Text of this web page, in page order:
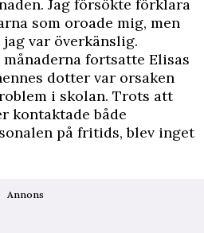
Jag försökte förklara
som oroade mig, men
var överkänslig.
fortsatte Elisas
dotter var orsaken
i skolan. Trots att
kontaktade både
på fritids, blev inget
Annons